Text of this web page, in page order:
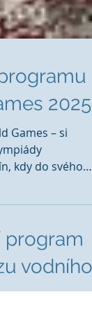
2025
Games – si
program
vodního